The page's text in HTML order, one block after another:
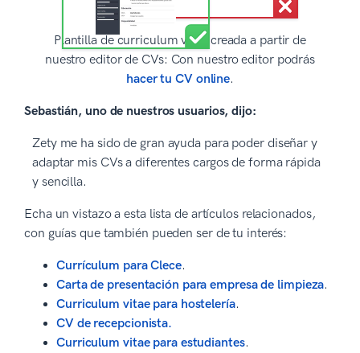
Plantilla de curriculum vitae creada a partir de
nuestro editor de CVs: Con nuestro editor podrás
hacer tu CV online.
Sebastián, uno de nuestros usuarios, dijo:
Zety me ha sido de gran ayuda para poder diseñar y
adaptar mis CVs a diferentes cargos de forma rápida
y sencilla.
Echa un vistazo a esta lista de artículos relacionados,
con guías que también pueden ser de tu interés:
Currículum para Clece.
Carta de presentación para empresa de limpieza.
Curriculum vitae para hostelería.
CV de recepcionista.
Curriculum vitae para estudiantes.